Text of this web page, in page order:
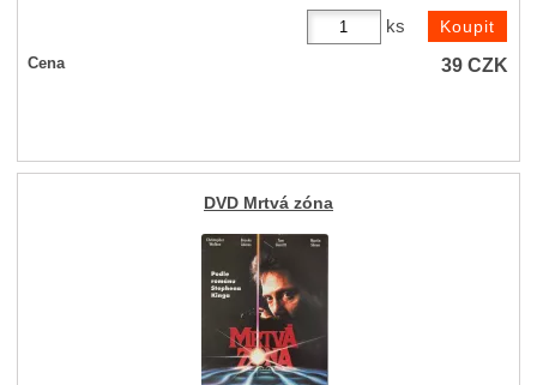
ks
Cena 39CZK
DVD Mrtvá zóna